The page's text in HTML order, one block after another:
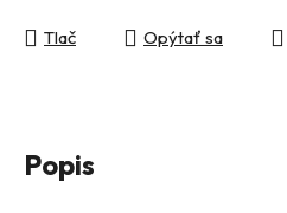
Tlač Opýtať sa
Popis